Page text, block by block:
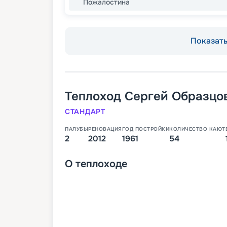
Пожалостина
Теплоход Сергей
СТАНДАРТ
ПАЛУБЫ
2
РЕНОВАЦИЯ
2012
ГОД ПОСТРОЙКИ
1961
КОЛИЧЕСТВО КАЮТ
54
О теплоходе